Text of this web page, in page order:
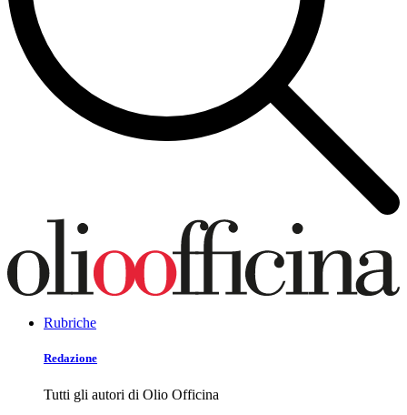
Rubriche
Redazione
Tutti gli autori di Olio Officina